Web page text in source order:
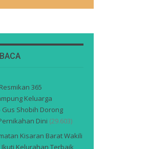
365
Keluarga
Shobih Dorong
Dini (29.603)
Kisaran Barat Wakili
Kelurahan Terbaik